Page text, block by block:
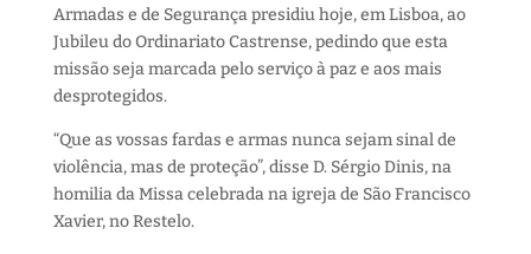
Armadas e de Segurança presidiu hoje, em Lisboa, ao
Jubileu do Ordinariato Castrense, pedindo que esta
missão seja marcada pelo serviço à paz e aos mais
desprotegidos.
“Que as vossas fardas e armas nunca sejam sinal de
violência, mas de proteção”, disse D. Sérgio Dinis, na
homilia da Missa celebrada na igreja de São Francisco
Xavier, no Restelo.